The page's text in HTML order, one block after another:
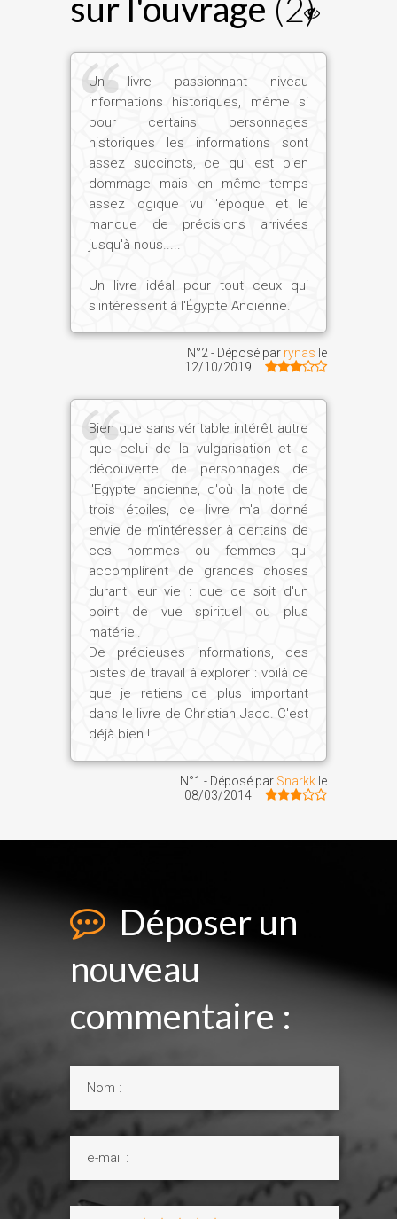
sur l'ouvrage (2)
Un livre passionnant niveau
informations historiques, même si
pour certains personnages
historiques les informations sont
assez succincts, ce qui est bien
dommage mais en même temps
assez logique vu l'époque et le
manque de précisions arrivées
jusqu'à nous.....
Un livre idéal pour tout ceux qui
s'intéressent à l'Égypte Ancienne.
N°2 - Déposé par rynas le
12/10/2019
Bien que sans véritable intérêt autre
que celui de la vulgarisation et la
découverte de personnages de
l'Egypte ancienne, d'où la note de
trois étoiles, ce livre m'a donné
envie de m'intéresser à certains de
ces hommes ou femmes qui
accomplirent de grandes choses
durant leur vie : que ce soit d'un
point de vue spirituel ou plus
matériel.
De précieuses informations, des
pistes de travail à explorer : voilà ce
que je retiens de plus important
dans le livre de Christian Jacq. C'est
déjà bien !
N°1 - Déposé par Snarkk le
08/03/2014
Déposer un
nouveau
commentaire :